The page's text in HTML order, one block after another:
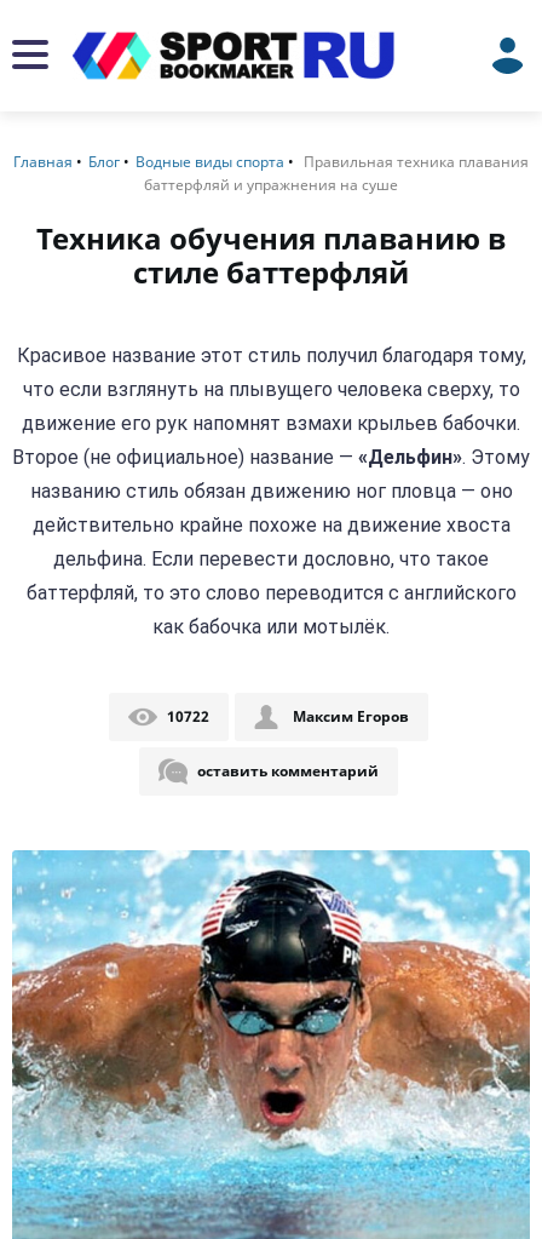
Главная Блог Водные виды спорта
Правильная техника плавания
баттерфляй и упражнения на суше
Техника обучения плаванию в
стиле баттерфляй
Красивое название этот стиль получил благодаря тому,
что если взглянуть на плывущего человека сверху, то
движение его рук напомнят взмахи крыльев бабочки.
Второе (не официальное) название — «Дельфин». Этому
названию стиль обязан движению ног пловца — оно
действительно крайне похоже на движение хвоста
дельфина. Если перевести дословно, что такое
баттерфляй, то это слово переводится с английского
как бабочка или мотылёк.
10722 Максим Егоров
оставить комментарий